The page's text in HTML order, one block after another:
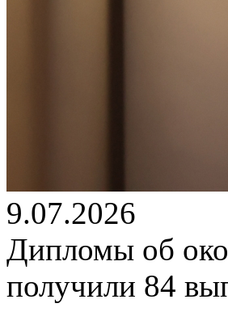
9.07.2026
Дипломы об
получили 84